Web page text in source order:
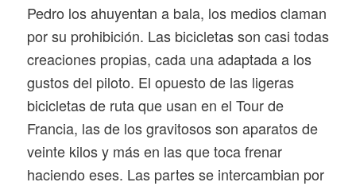
Pedro los ahuyentan a bala, los medios claman
por su prohibición. Las bicicletas son casi todas
creaciones propias, cada una adaptada a los
gustos del piloto. El opuesto de las ligeras
bicicletas de ruta que usan en el Tour de
Francia, las de los gravitosos son aparatos de
veinte kilos y más en las que toca frenar
haciendo eses. Las partes se intercambian por